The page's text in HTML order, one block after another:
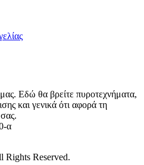
Εδώ θα βρείτε πυροτεχνήματα,
και γενικά ότι αφορά τη
α
Reserved.